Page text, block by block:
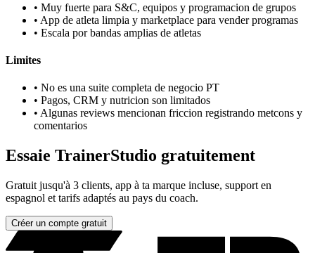
• Muy fuerte para S&C, equipos y programacion de grupos
• App de atleta limpia y marketplace para vender programas
• Escala por bandas amplias de atletas
Limites
• No es una suite completa de negocio PT
• Pagos, CRM y nutricion son limitados
• Algunas reviews mencionan friccion registrando metcons y
comentarios
Essaie TrainerStudio gratuitement
Gratuit jusqu'à 3 clients, app à ta marque incluse, support en
espagnol et tarifs adaptés au pays du coach.
Créer un compte gratuit